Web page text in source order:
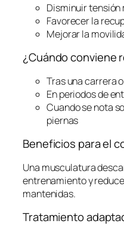
Disminuir tensión
Favorecer la
Mejorar la
¿Cuándo conviene
Tras una carrera
En periodos de
Cuando se nota
piernas
Beneficios para el
Una musculatura
entrenamiento y
mantenidas.
Tratamiento